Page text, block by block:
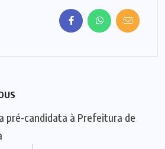
pré-candidata à Prefeitura de